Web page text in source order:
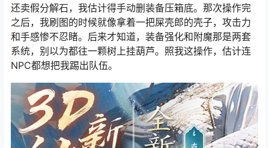
还卖假分解石，我估计得手动删装备压箱底。那次操作完
之后，我刷图的时候就像拿着一把屎壳郎的壳子，攻击力
和手感惨不忍睹。后来才知道，装备强化和附魔那是两套
系统，别以为都往一颗树上挂葫芦。照我这操作，估计连
NPC都想把我踢出队伍。